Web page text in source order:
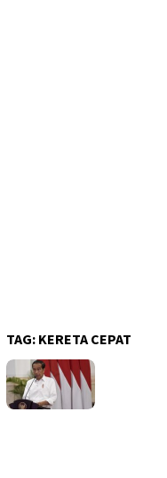
TAG: KERETA CEPAT